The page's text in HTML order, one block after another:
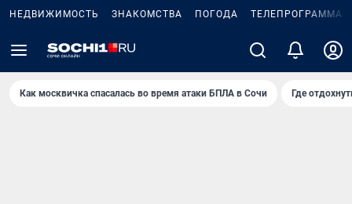
НЕДВИЖИМОСТЬ ЗНАКОМСТВА ПОГОДА ТЕЛЕПРОГРАММА
Как москвичка спасалась во время атаки БПЛА в Сочи Где